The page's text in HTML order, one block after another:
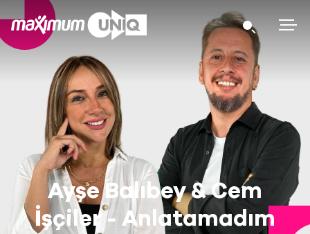
Ayşe Balıbey & Cem
İşçiler - Anlatamadım